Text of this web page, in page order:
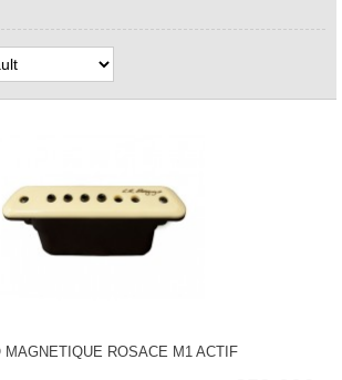
MAGNETIQUE ROSACE M1 ACTIF